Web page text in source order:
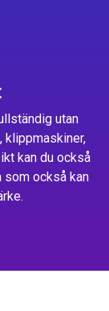
utan
klippmaskiner,
kan du också
som också kan